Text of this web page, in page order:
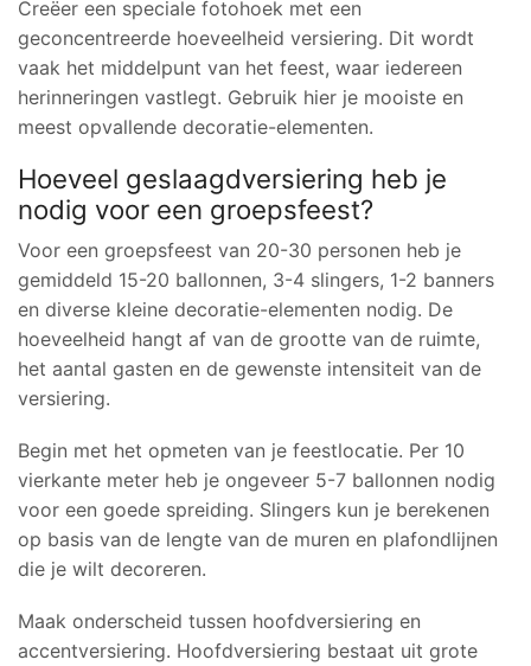
Creëer een speciale fotohoek met een
geconcentreerde hoeveelheid versiering. Dit wordt
vaak het middelpunt van het feest, waar iedereen
herinneringen vastlegt. Gebruik hier je mooiste en
meest opvallende decoratie-elementen.
Hoeveel geslaagdversiering heb je
nodig voor een groepsfeest?
Voor een groepsfeest van 20-30 personen heb je
gemiddeld 15-20 ballonnen, 3-4 slingers, 1-2 banners
en diverse kleine decoratie-elementen nodig. De
hoeveelheid hangt af van de grootte van de ruimte,
het aantal gasten en de gewenste intensiteit van de
versiering.
Begin met het opmeten van je feestlocatie. Per 10
vierkante meter heb je ongeveer 5-7 ballonnen nodig
voor een goede spreiding. Slingers kun je berekenen
op basis van de lengte van de muren en plafondlijnen
die je wilt decoreren.
Maak onderscheid tussen hoofdversiering en
accentversiering. Hoofdversiering bestaat uit grote